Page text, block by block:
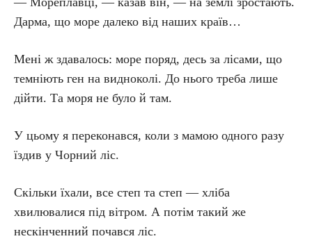
Дарма, що море далеко від наших країв…
Мені ж здавалось: море поряд, десь за лісами, що
темніють ген на видноколі. До нього треба лише
дійти. Та моря не було й там.
У цьому я переконався, коли з мамою одного разу
їздив у Чорний ліс.
Скільки їхали, все степ та степ — хліба
хвилювалися під вітром. А потім такий же
нескінченний почався ліс.